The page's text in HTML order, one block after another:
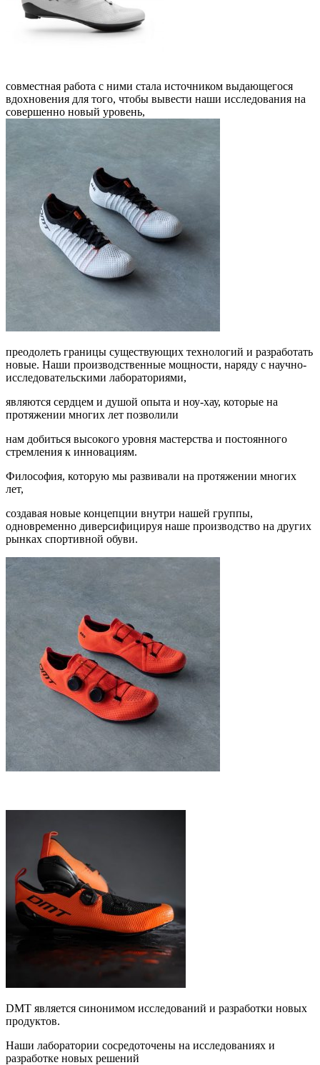
совместная работа с ними стала источником выдающегося
вдохновения для того, чтобы вывести наши исследования на
совершенно новый уровень,
преодолеть границы существующих технологий и разработать
новые. Наши производственные мощности, наряду с научно-
исследовательскими лабораториями,
являются сердцем и душой опыта и ноу-хау, которые на
протяжении многих лет позволили
нам добиться высокого уровня мастерства и постоянного
стремления к инновациям.
Философия, которую мы развивали на протяжении многих
лет,
создавая новые концепции внутри нашей группы,
одновременно диверсифицируя наше производство на других
рынках спортивной обуви.
DMT является синонимом исследований и разработки новых
продуктов.
Наши лаборатории сосредоточены на исследованиях и
разработке новых решений